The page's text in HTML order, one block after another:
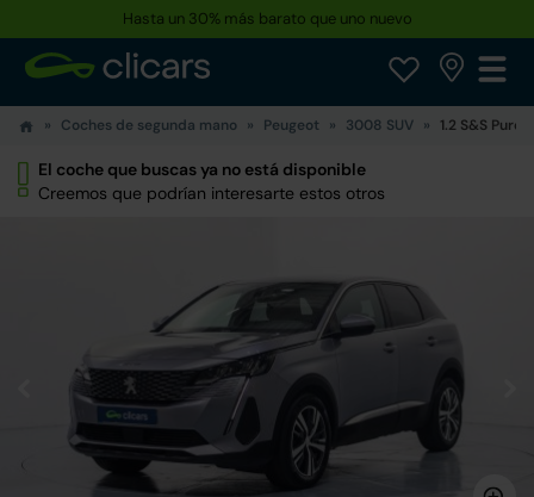
Hasta un 30% más barato que uno nuevo
Coches de segunda mano Peugeot 3008 SUV 1.2 S&S
El coche que buscas ya no está disponible
Creemos que podrían interesarte estos otros